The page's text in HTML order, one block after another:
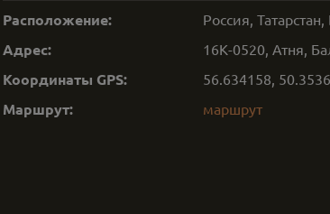
Расположение: Россия,
Адрес: 16К-0520, Атня,
Координаты GPS: 56.634158,
Маршрут: маршрут